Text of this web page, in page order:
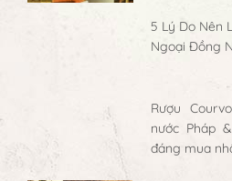
5 Lý Do Nên
Ngoại Đồng
Rượu
nước Pháp
đáng mua